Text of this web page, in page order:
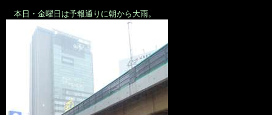
本日・金曜日は予報通りに朝から大雨。